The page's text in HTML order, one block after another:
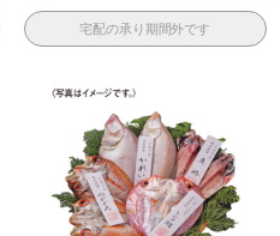
宅配の承り期間外です